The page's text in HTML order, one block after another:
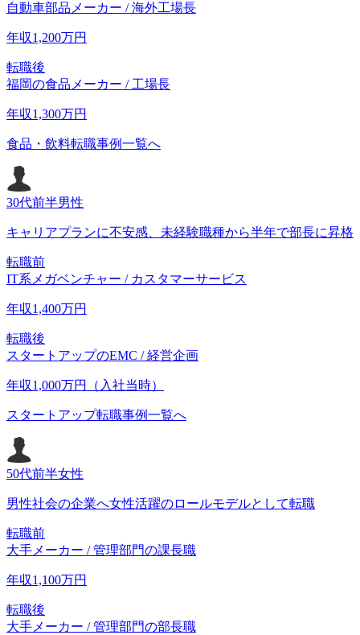
自動車部品メーカー / 海外工場長
年収1,200万円
転職後
福岡の食品メーカー / 工場長
年収1,300万円
食品・飲料転職事例一覧へ
30代前半男性
キャリアプランに不安感、未経験職種から半年で部長に昇格
転職前
IT系メガベンチャー / カスタマーサービス
年収1,400万円
転職後
スタートアップのEMC / 経営企画
年収1,000万円（入社当時）
スタートアップ転職事例一覧へ
50代前半女性
男性社会の企業へ女性活躍のロールモデルとして転職
転職前
大手メーカー / 管理部門の課長職
年収1,100万円
転職後
大手メーカー / 管理部門の部長職